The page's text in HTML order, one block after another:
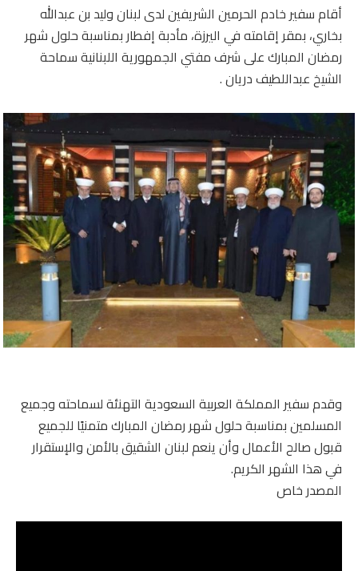
أقام سفير خادم الحرمين الشريفين لدى لبنان وليد بن عبدالله
بخاري، بمقر إقامته في اليرزة، مأدبة إفطار بمناسبة حلول شهر
رمضان المبارك على شرف مفتي الجمهورية اللبنانية سماحة
الشيخ عبداللطيف دريان .
وقدم سفير المملكة العربية السعودية التهنئة لسماحته وجميع
المسلمين بمناسبة حلول شهر رمضان المبارك متمنيًا للجميع
قبول صالح الأعمال وأن ينعم لبنان الشقيق بالأمن والإستقرار
في هذا الشهر الكريم.
المصدر خاص